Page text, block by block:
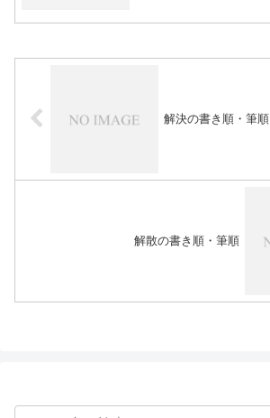
解決の書き順・筆順
解散の書き順・筆順